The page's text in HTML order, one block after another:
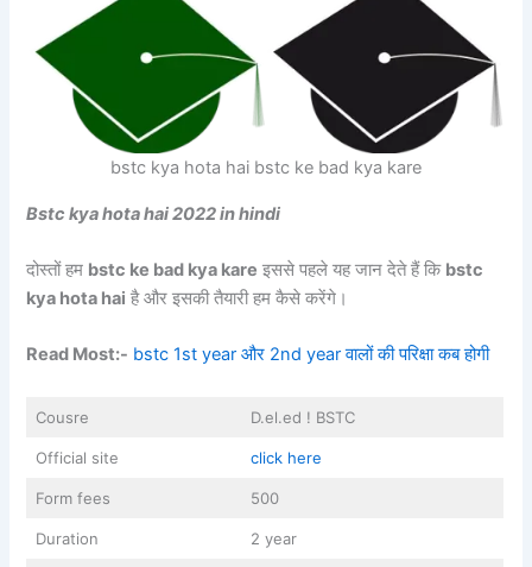
bstc kya hota hai bstc ke bad kya kare
Bstc kya hota hai 2022 in hindi
दोस्तों हम bstc ke bad kya kare इससे पहले यह जान देते हैं कि bstc
kya hota hai है और इसकी तैयारी हम कैसे करेंगे।
Read Most:- bstc 1st year और 2nd year वालों की परिक्षा कब होगी
Cousre D.el.ed ! BSTC
Official site click here
Form fees 500
Duration 2 year